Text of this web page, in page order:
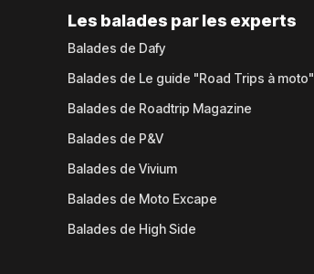
Les balades par les experts
Balades de Dafy
Balades de Le guide "Road Trips à moto"
Balades de Roadtrip Magazine
Balades de P&V
Balades de Vivium
Balades de Moto Excape
Balades de High Side